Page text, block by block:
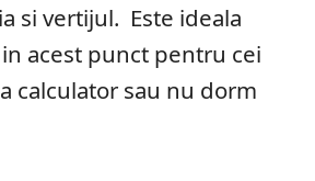
si vertijul. Este ideala
acest punct pentru cei
calculator sau nu dorm